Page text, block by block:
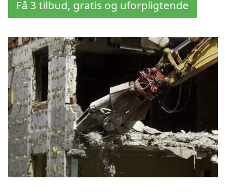
Få 3 tilbud, gratis og uforpligtende